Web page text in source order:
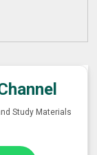
Study Materials